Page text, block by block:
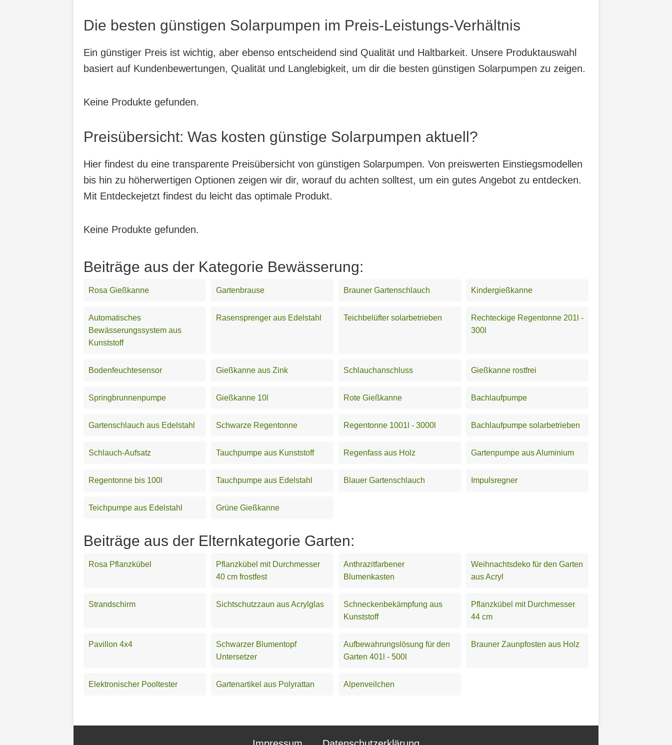
Die besten günstigen Solarpumpen im Preis-Leistungs-Verhältnis
Ein günstiger Preis ist wichtig, aber ebenso entscheidend sind Qualität und Haltbarkeit. Unsere Produktauswahl
basiert auf Kundenbewertungen, Qualität und Langlebigkeit, um dir die besten günstigen Solarpumpen zu zeigen.
Keine Produkte gefunden.
Preisübersicht: Was kosten günstige Solarpumpen aktuell?
Hier findest du eine transparente Preisübersicht von günstigen Solarpumpen. Von preiswerten Einstiegsmodellen
bis hin zu höherwertigen Optionen zeigen wir dir, worauf du achten solltest, um ein gutes Angebot zu entdecken.
Mit Entdeckejetzt findest du leicht das optimale Produkt.
Keine Produkte gefunden.
Beiträge aus der Kategorie Bewässerung:
Rosa Gießkanne Gartenbrause Brauner Gartenschlauch Kindergießkanne
Automatisches
Bewässerungssystem aus
Kunststoff
Rasensprenger aus Edelstahl Teichbelüfter solarbetrieben
Rechteckige Regentonne 201l -
300l
Bodenfeuchtesensor Gießkanne aus Zink Schlauchanschluss Gießkanne rostfrei
Springbrunnenpumpe Gießkanne 10l Rote Gießkanne Bachlaufpumpe
Gartenschlauch aus Edelstahl Schwarze Regentonne Regentonne 1001l - 3000l Bachlaufpumpe solarbetrieben
Schlauch-Aufsatz Tauchpumpe aus Kunststoff Regenfass aus Holz Gartenpumpe aus Aluminium
Regentonne bis 100l Tauchpumpe aus Edelstahl Blauer Gartenschlauch Impulsregner
Teichpumpe aus Edelstahl Grüne Gießkanne
Beiträge aus der Elternkategorie Garten:
Rosa Pflanzkübel
Pflanzkübel mit Durchmesser
40 cm frostfest
Anthrazitfarbener
Blumenkasten
Weihnachtsdeko für den Garten
aus Acryl
Strandschirm Sichtschutzzaun aus Acrylglas
Schneckenbekämpfung aus
Kunststoff
Pflanzkübel mit Durchmesser
44 cm
Pavillon 4x4
Schwarzer Blumentopf
Untersetzer
Aufbewahrungslösung für den
Garten 401l - 500l
Brauner Zaunpfosten aus Holz
Elektronischer Pooltester Gartenartikel aus Polyrattan Alpenveilchen